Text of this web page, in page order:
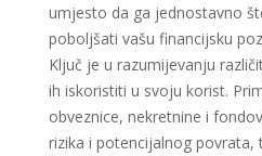
umjesto da ga jednostavno
poboljšati vašu financijsku
Ključ je u razumijevanju
ih iskoristiti u svoju korist.
obveznice, nekretnine i
rizika i potencijalnog povrata,